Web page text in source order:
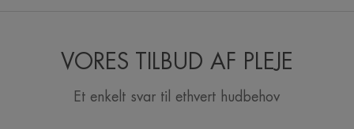
VORES TILBUD AF PLEJE
Et enkelt svar til ethvert hudbehov